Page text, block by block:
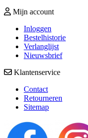
Mijn account
Inloggen
Bestelhistorie
Verlanglijst
Nieuwsbrief
Klantenservice
Contact
Retourneren
Sitemap